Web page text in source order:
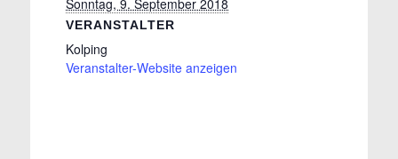
Sonntag, 9. September 2018
VERANSTALTER
Kolping
Veranstalter-Website anzeigen